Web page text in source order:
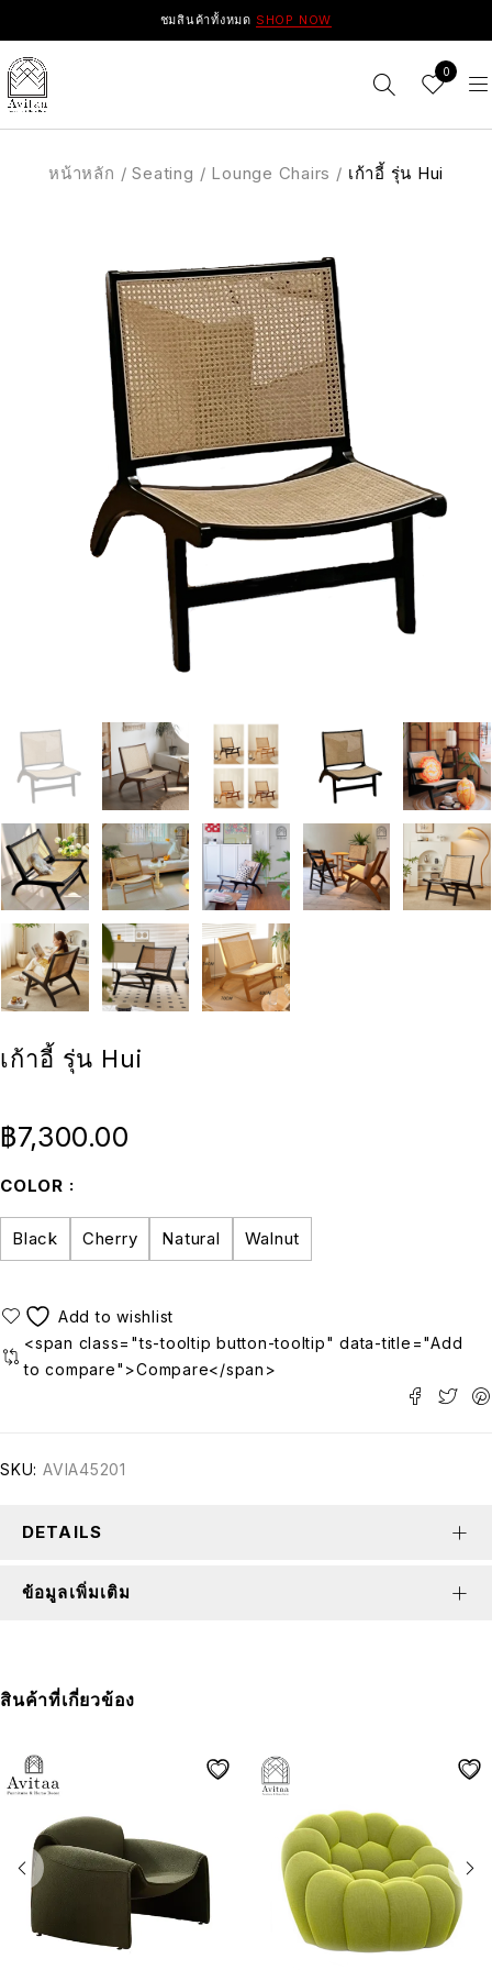
ชมสินค้าทั้งหมด SHOP NOW
0
หน้าหลัก / Seating / Lounge Chairs / เก้าอี้ รุ่น Hui
เก้าอี้ รุ่น Hui
฿7,300.00
COLOR
Black Cherry Natural Walnut
<span class="ts-tooltip button-tooltip" data-title="Add
to compare">Compare</span>
SKU: AVIA45201
DETAILS
ข้อมูลเพิ่มเติม
สินค้าที่เกี่ยวข้อง